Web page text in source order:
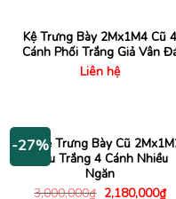
Kệ Trưng Bày 2Mx1M4 Cũ 4
Cánh Phối Trắng Giả Vân
Liên hệ
-27%
Tủ Kệ Trưng Bày Cũ
Màu Trắng 4 Cánh Nhiều
Ngăn
3,000,000₫ Giá
2,180,000₫Giá